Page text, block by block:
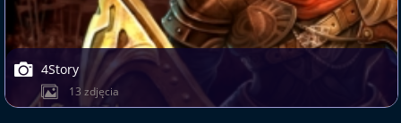
4Story
13 zdjęcia